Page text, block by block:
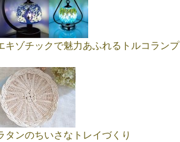
キゾチックで魅力あふれるトルコランプ
タンのちいさなトレイづくり